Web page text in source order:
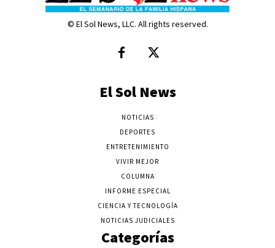
© El Sol News, LLC. All rights reserved.
El Sol News
NOTICIAS
DEPORTES
ENTRETENIMIENTO
VIVIR MEJOR
COLUMNA
INFORME ESPECIAL
CIENCIA Y TECNOLOGÍA
NOTICIAS JUDICIALES
Categorías